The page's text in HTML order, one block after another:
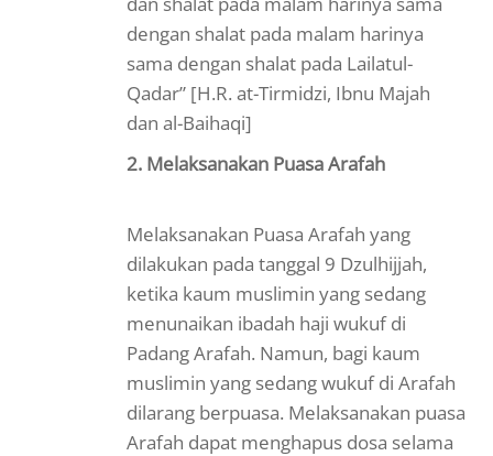
dengan shalat pada malam harinya
sama dengan shalat pada Lailatul-
Qadar” [H.R. at-Tirmidzi, Ibnu Majah
dan al-Baihaqi]
2. Melaksanakan Puasa Arafah
Melaksanakan Puasa Arafah yang
dilakukan pada tanggal 9 Dzulhijjah,
ketika kaum muslimin yang sedang
menunaikan ibadah haji wukuf di
Padang Arafah. Namun, bagi kaum
muslimin yang sedang wukuf di Arafah
dilarang berpuasa. Melaksanakan puasa
Arafah dapat menghapus dosa selama